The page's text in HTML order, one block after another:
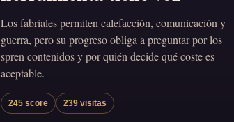
Los fabriales permiten calefacción, comunicación y
guerra, pero su progreso obliga a preguntar por los
spren contenidos y por quién decide qué coste es
aceptable.
245 score 239 visitas